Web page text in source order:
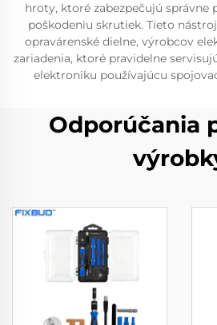
hroty, ktoré zabezpečujú správne
poškodeniu skrutiek. Tieto
opravárenské dielne, výrobcov
zariadenia, ktoré pravidelne
elektroniku používajúcu
Odporúčania